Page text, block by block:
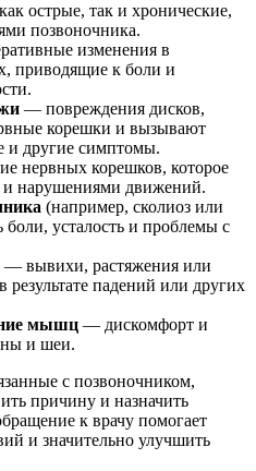
острые, так и хронические,
позвоночника.
изменения в
приводящие к боли и
— повреждения дисков,
корешки и вызывают
и другие симптомы.
нервных корешков, которое
и нарушениями движений.
(например, сколиоз или
усталость и проблемы с
— вывихи, растяжения или
падений или других
мышц — дискомфорт и
и шеи.
с позвоночником,
причину и назначить
к врачу помогает
и значительно улучшить